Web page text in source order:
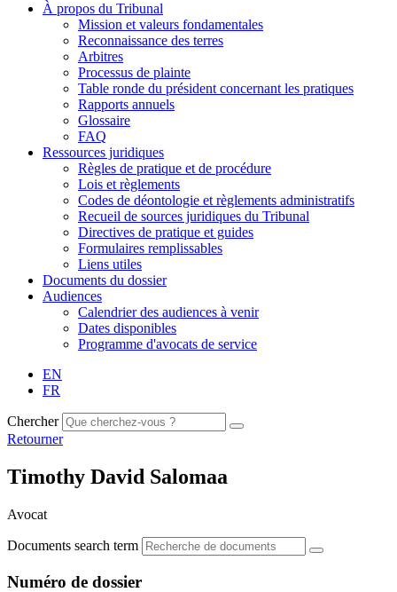
À propos du Tribunal
Mission et valeurs fondamentales
Reconnaissance des terres
Arbitres
Processus de plainte
Table ronde du président concernant les pratiques
Rapports annuels
Glossaire
FAQ
Ressources juridiques
Règles de pratique et de procédure
Lois et règlements
Codes de déontologie et règlements administratifs
Recueil de sources juridiques du Tribunal
Directives de pratique et guides
Formulaires remplissables
Liens utiles
Documents du dossier
Audiences
Calendrier des audiences à venir
Dates disponibles
Programme d'avocats de service
EN
FR
Chercher
Retourner
Timothy David Salomaa
Avocat
Documents search term
Numéro de dossier